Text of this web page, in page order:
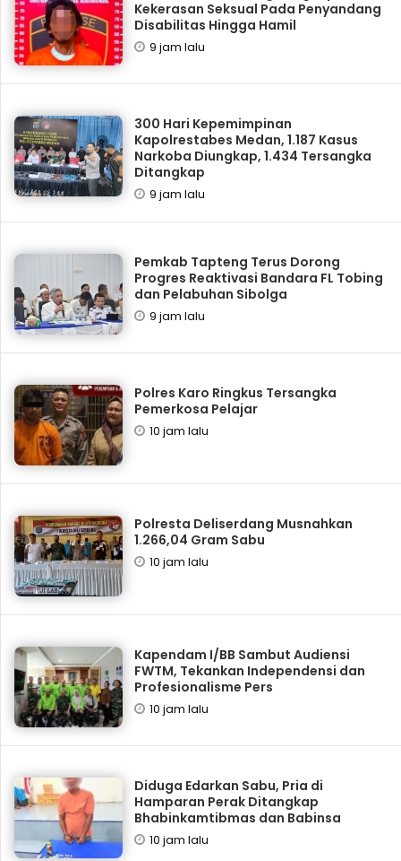
Kekerasan Seksual Pada Penyandang
Disabilitas Hingga Hamil
9 jam lalu
300 Hari Kepemimpinan
Kapolrestabes Medan, 1.187 Kasus
Narkoba Diungkap, 1.434 Tersangka
Ditangkap
9 jam lalu
Pemkab Tapteng Terus Dorong
Progres Reaktivasi Bandara FL Tobing
dan Pelabuhan Sibolga
9 jam lalu
Polres Karo Ringkus Tersangka
Pemerkosa Pelajar
10 jam lalu
Polresta Deliserdang Musnahkan
1.266,04 Gram Sabu
10 jam lalu
Kapendam I/BB Sambut Audiensi
FWTM, Tekankan Independensi dan
Profesionalisme Pers
10 jam lalu
Diduga Edarkan Sabu, Pria di
Hamparan Perak Ditangkap
Bhabinkamtibmas dan Babinsa
10 jam lalu